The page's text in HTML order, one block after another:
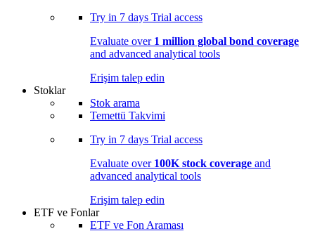
Try in 7 days Trial access
Evaluate over 1 million global bond coverage
and advanced analytical tools
Erişim talep edin
Stoklar
Stok arama
Temettü Takvimi
Try in 7 days Trial access
Evaluate over 100K stock coverage and
advanced analytical tools
Erişim talep edin
ETF ve Fonlar
ETF ve Fon Araması